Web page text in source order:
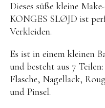
the Munio |
Basteln
Dieses süße kleine
KONGES SLØJD ist
Verkleiden.
Es ist in einem kleinen
und besteht aus 7
Flasche, Nagellack,
und Pinsel.